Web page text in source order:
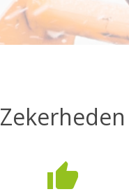
Zekerheden
thumb_up